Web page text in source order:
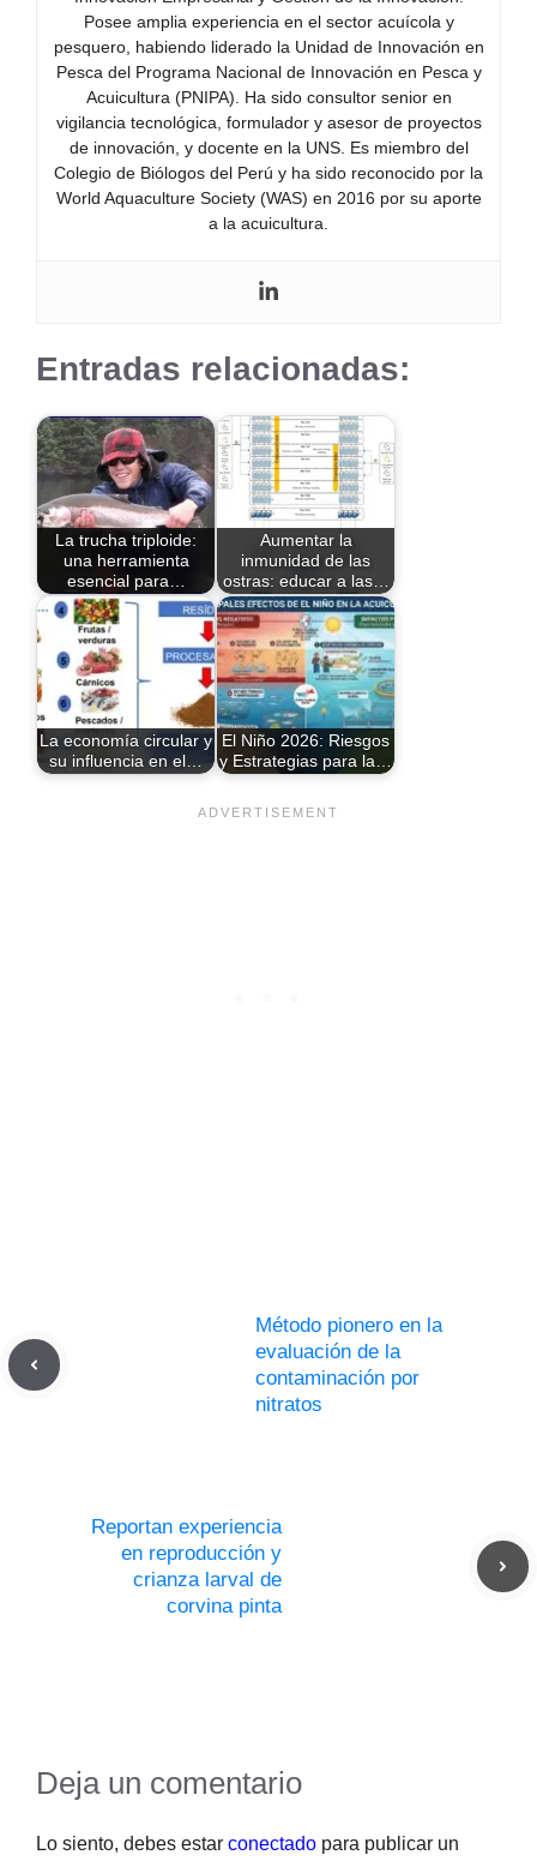
Posee amplia experiencia en el sector acuícola y
pesquero, habiendo liderado la Unidad de Innovación en
Pesca del Programa Nacional de Innovación en Pesca y
Acuicultura (PNIPA). Ha sido consultor senior en
vigilancia tecnológica, formulador y asesor de proyectos
de innovación, y docente en la UNS. Es miembro del
Colegio de Biólogos del Perú y ha sido reconocido por la
World Aquaculture Society (WAS) en 2016 por su aporte
a la acuicultura.
Entradas relacionadas:
La trucha triploide:
una herramienta
esencial para…
Aumentar la
inmunidad de las
ostras: educar a las…
La economía circular y
su influencia en el…
El Niño 2026: Riesgos
y Estrategias para la…
Método pionero en la
evaluación de la
contaminación por
nitratos
Reportan experiencia
en reproducción y
crianza larval de
corvina pinta
Deja un comentario
Lo siento, debes estar conectado para publicar un